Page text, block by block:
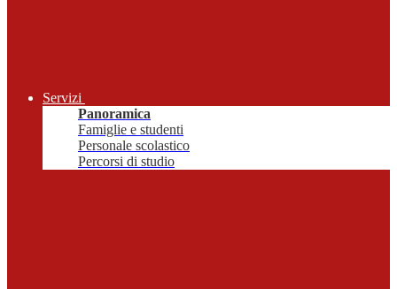
Servizi
Panoramica
Famiglie e studenti
Personale scolastico
Percorsi di studio